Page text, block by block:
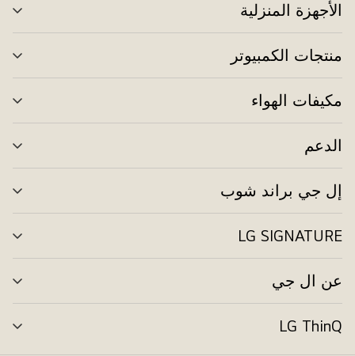
الأجهزة المنزلية
منتجات الكمبيوتر
مكيفات الهواء
الدعم
إل جي براند شوب
LG SIGNATURE
عن ال جي
LG ThinQ